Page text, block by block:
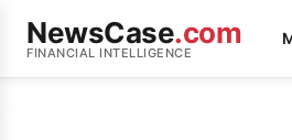
NewsCase.com
FINANCIAL INTELLIGENCE